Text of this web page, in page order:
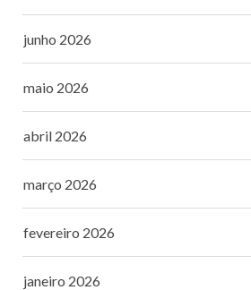
junho 2026
maio 2026
abril 2026
março 2026
fevereiro 2026
janeiro 2026